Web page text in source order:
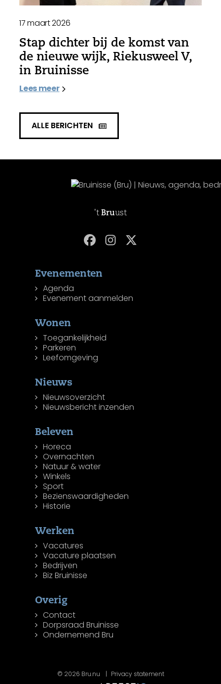
17 maart 2026
Stap dichter bij de komst van
de nieuwe wijk, Riekusweel V,
in Bruinisse
Lees meer
ALLE BERICHTEN
't Bruust
Evenementen
Agenda
Evenement aanmelden
Wonen
Toegankelijkheid
Parkeren
Leefomgeving
Nieuws
Nieuwsoverzicht
Nieuwsbericht inzenden
Beleven
Horeca
Overnachten
Natuur & water
Winkels
Sport
Bezienswaardigheden
Historie
Werken
Vacatures
Vacature plaatsen
Bedrijven
Biz Bruinisse
Overig
Contact
Dorpsraad Bruinisse
Ondernemend Bru
© 2026 Bru.nu
Privacy statement